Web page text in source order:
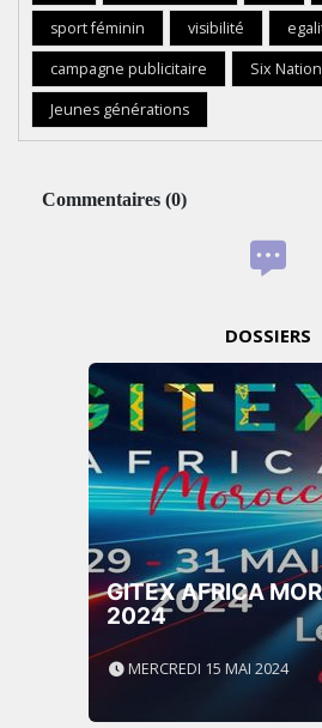
sport féminin
visibilité
campagne publicitaire
Six
Jeunes générations
Commentaires (0)
DOSSIERS
GITEX AFRICA
2024
MERCREDI 15 MAI 2024